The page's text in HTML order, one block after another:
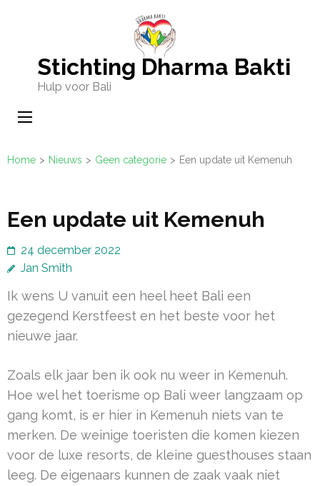
Stichting Dharma Bakti
Hulp voor Bali
Home > Nieuws > Geen categorie > Een update uit Kemenuh
Een update uit Kemenuh
24 december 2022
Jan Smith
Ik wens U vanuit een heel heet Bali een
gezegend Kerstfeest en het beste voor het
nieuwe jaar.
Zoals elk jaar ben ik ook nu weer in Kemenuh.
Hoe wel het toerisme op Bali weer langzaam op
gang komt, is er hier in Kemenuh niets van te
merken. De weinige toeristen die komen kiezen
voor de luxe resorts, de kleine guesthouses staan
leeg. De eigenaars kunnen de zaak vaak niet